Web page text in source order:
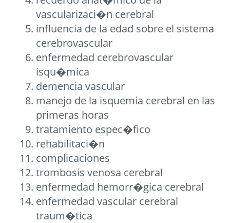
vascularizaci�n cerebral
influencia de la edad sobre el sistema
cerebrovascular
enfermedad cerebrovascular
isqu�mica
demencia vascular
manejo de la isquemia cerebral en las
primeras horas
tratamiento espec�fico
rehabilitaci�n
complicaciones
trombosis venosa cerebral
enfermedad hemorr�gica cerebral
enfermedad vascular cerebral
traum�tica